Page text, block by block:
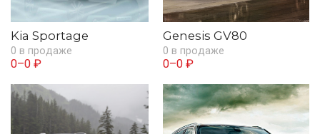
Kia Sportage
0 в продаже
0–0 ₽
Genesis GV80
0 в продаже
0–0 ₽